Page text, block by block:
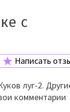
с
Написать
луг-2.
комментарии